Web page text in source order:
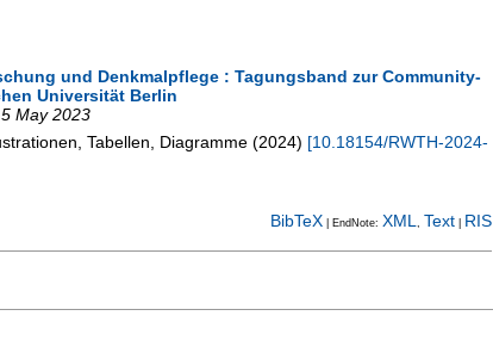
und Denkmalpflege : Tagungsband zur Community-
Universität Berlin
May 2023
Tabellen, Diagramme (2024) [10.18154/RWTH-2024-
BibTeX | EndNote: XML Text RIS